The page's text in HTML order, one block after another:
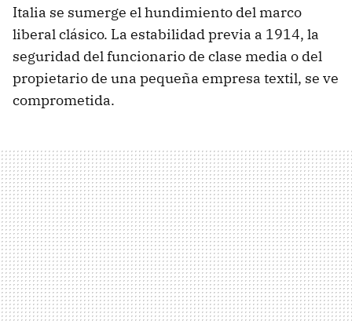
Italia se sumerge el hundimiento del marco
liberal clásico. La estabilidad previa a 1914, la
seguridad del funcionario de clase media o del
propietario de una pequeña empresa textil, se ve
comprometida.